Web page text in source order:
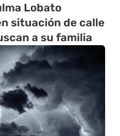
Lobato
situación de calle
a su familia